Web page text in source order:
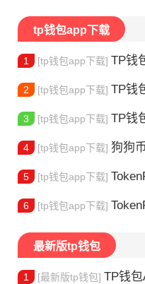
tp钱包app下载
1 [tp钱包app下载] TP钱包
2 [tp钱包app下载] TP钱
3 [tp钱包app下载] TP钱包
4 [tp钱包app下载] 狗狗币
5 [tp钱包app下载]
6 [tp钱包app下载]
最新版tp钱包
1 [最新版tp钱包] TP钱包